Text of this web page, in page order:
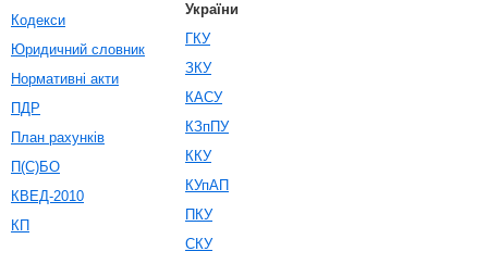
Кодекси
Юридичний словник
Нормативні акти
ПДР
План рахунків
П(С)БО
КВЕД-2010
КП
України
ГКУ
ЗКУ
КАСУ
КЗпПУ
ККУ
КУпАП
ПКУ
СКУ